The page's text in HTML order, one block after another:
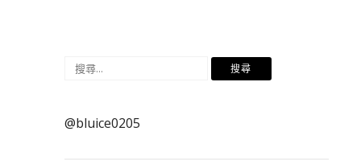
搜
鍵
@bluice0205